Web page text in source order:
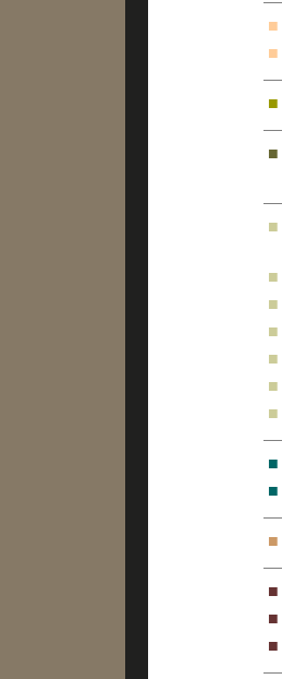
■
■
■
■
■
■
■
■
■
■
■
■
■
■
■
■
■